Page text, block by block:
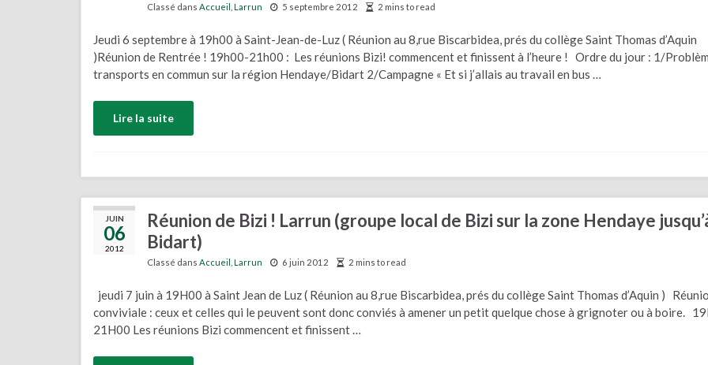
Classé dans Accueil Larrun 5 septembre 2012 2 mins to read
Jeudi 6 septembre à 19h00 à Saint-Jean-de-Luz ( Réunion au 8,rue Biscarbidea, prés du collège Saint Thomas d’Aquin
)Réunion de Rentrée ! 19h00-21h00 : Les réunions Bizi! commencent et finissent à l’heure ! Ordre du jour : 1/
transports en commun sur la région Hendaye/Bidart 2/Campagne « Et si j’allais au travail en bus …
Lire la suite
JUIN
06
2012
Réunion de Bizi ! Larrun (groupe local de Bizi sur la zone Hendaye
Bidart)
Classé dans Accueil Larrun 6 juin 2012 2 mins to read
jeudi 7 juin à 19H00 à Saint Jean de Luz ( Réunion au 8,rue Biscarbidea, prés du collège Saint Thomas d’Aquin )
conviviale : ceux et celles qui le peuvent sont donc conviés à amener un petit quelque chose à grignoter ou à boire.
21H00 Les réunions Bizi commencent et finissent …